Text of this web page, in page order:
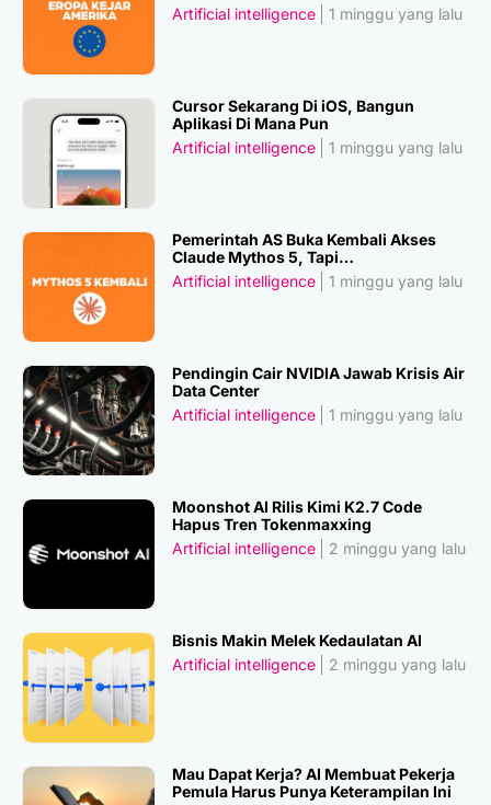
Artificial intelligence
1 minggu yang lalu
Cursor Sekarang Di iOS, Bangun
Aplikasi Di Mana Pun
Artificial intelligence
1 minggu yang lalu
Pemerintah AS Buka Kembali Akses
Claude Mythos 5, Tapi…
Artificial intelligence
1 minggu yang lalu
Pendingin Cair NVIDIA Jawab Krisis Air
Data Center
Artificial intelligence
1 minggu yang lalu
Moonshot AI Rilis Kimi K2.7 Code
Hapus Tren Tokenmaxxing
Artificial intelligence
2 minggu yang lalu
Bisnis Makin Melek Kedaulatan AI
Artificial intelligence
2 minggu yang lalu
Mau Dapat Kerja? AI Membuat Pekerja
Pemula Harus Punya Keterampilan Ini